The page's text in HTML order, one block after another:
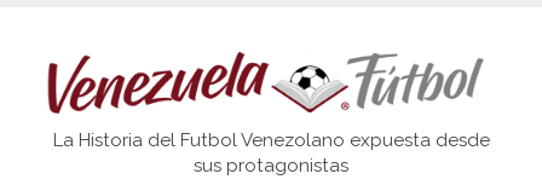
Venezuela
La Historia del Futbol Venezolano expuesta desde
sus protagonistas